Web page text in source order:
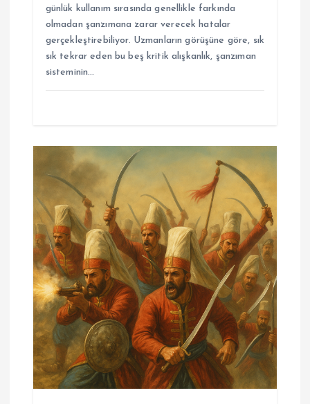
günlük kullanım sırasında genellikle farkında
olmadan şanzımana zarar verecek hatalar
gerçekleştirebiliyor. Uzmanların görüşüne göre, sık
sık tekrar eden bu beş kritik alışkanlık, şanzıman
sisteminin…